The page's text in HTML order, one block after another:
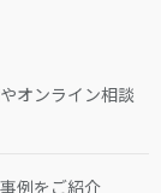
オンライン相談
例をご紹介